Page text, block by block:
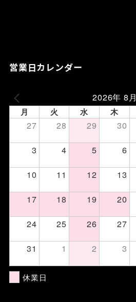
営業日カレンダー
2026年 8月
月 火 水 木
27 28 29 30
3
4 5 6
10
11 12 13
17
18 19 20
24
25 26 27
31
1 2 3
休業日